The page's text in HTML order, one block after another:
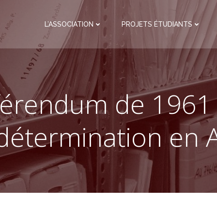
L’ASSOCIATION PROJETS ÉTUDIANTS
de
en